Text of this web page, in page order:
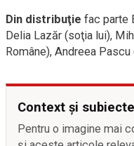
Din distribuţie fac parte
Delia Lazăr (soţia lui),
Române), Andreea
Context și
Pentru o imagine mai